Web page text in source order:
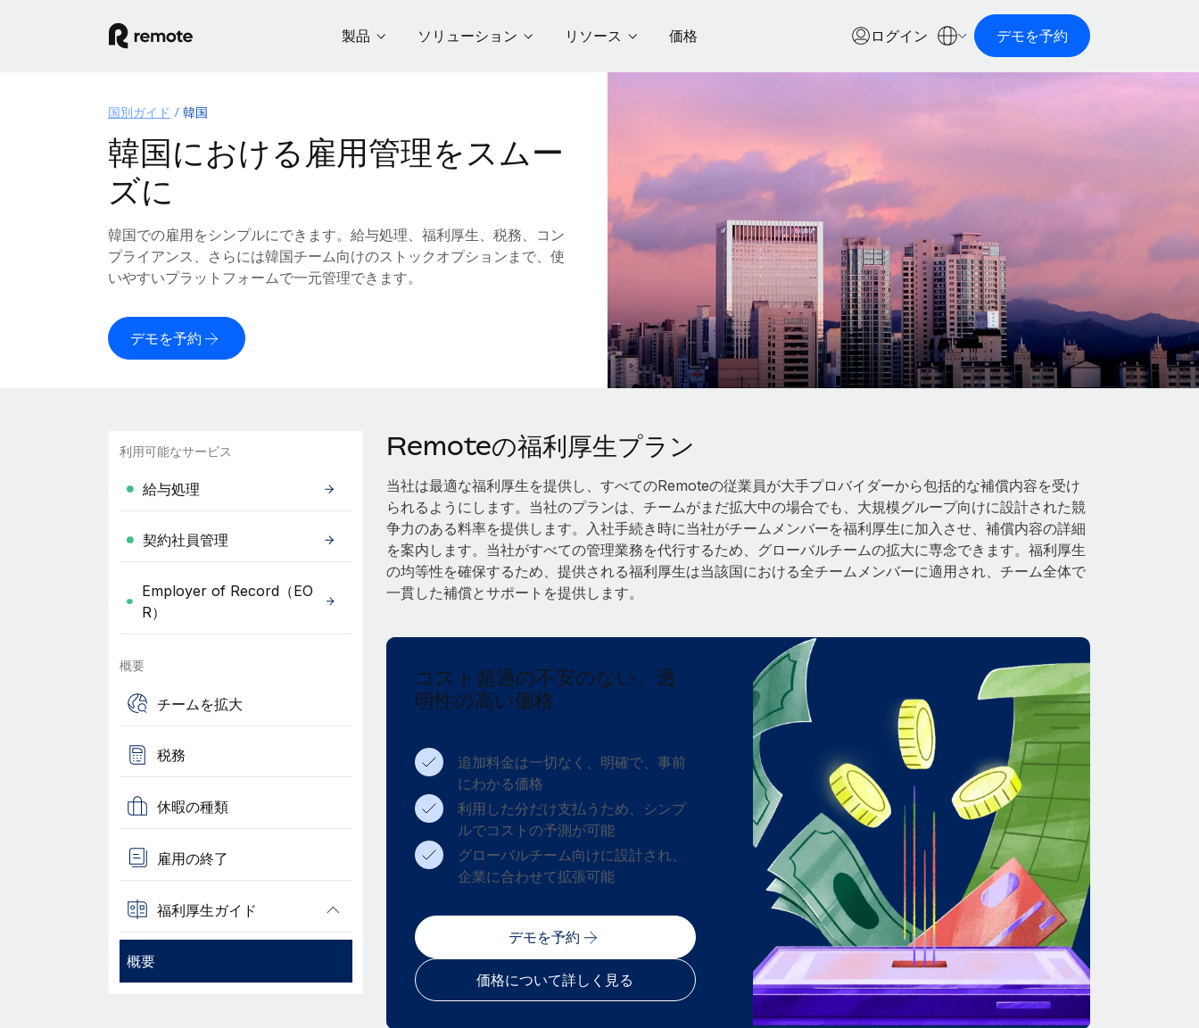
製品 ソリューション リソース 価格 ログイン デモを予約
国別ガイド 韓国
韓国における雇用管理をスムー
ズに
韓国での雇用をシンプルにできます。給与処理、福利厚生、税務、コン
プライアンス、さらには韓国チーム向けのストックオプションまで、使
いやすいプラットフォームで一元管理できます。
デモを予約
利用可能なサービス
給与処理
契約社員管理
Employer of Record（EO
R）
概要
チームを拡大
税務
休暇の種類
雇用の終了
福利厚生ガイド
概要
Remoteの福利厚生プラン
当社は最適な福利厚生を提供し、すべてのRemoteの従業員が大手プロバイダーから包括的な補償内容を受け
られるようにします。当社のプランは、チームがまだ拡大中の場合でも、大規模グループ向けに設計された競
争力のある料率を提供します。入社手続き時に当社がチームメンバーを福利厚生に加入させ、補償内容の詳細
を案内します。当社がすべての管理業務を代行するため、グローバルチームの拡大に専念できます。福利厚生
の均等性を確保するため、提供される福利厚生は当該国における全チームメンバーに適用され、チーム全体で
一貫した補償とサポートを提供します。
コスト超過の不安のない、透
明性の高い価格
追加料金は一切なく、明確で、事前
にわかる価格
利用した分だけ支払うため、シンプ
ルでコストの予測が可能
グローバルチーム向けに設計され、
企業に合わせて拡張可能
デモを予約
価格について詳しく見る